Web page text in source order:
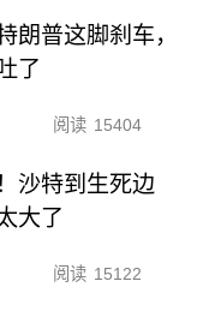
朗普这脚刹车，
了
阅读 15404
沙特到生死边
大了
阅读 15122